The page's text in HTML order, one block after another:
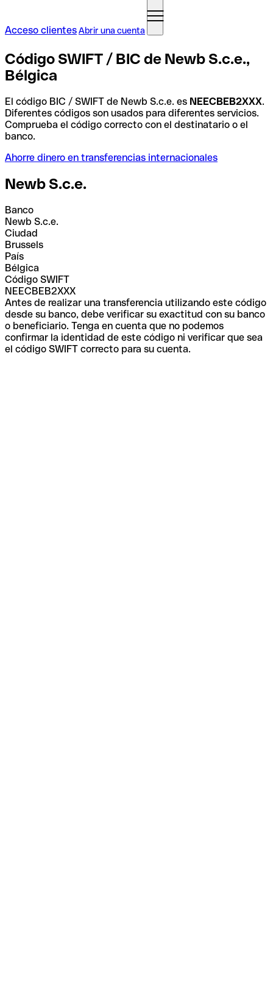
Acceso clientesAbrir una cuenta
Código SWIFT / BIC de Newb S.c.e.,
Bélgica
El código BIC / SWIFT de Newb S.c.e. es NEECBEB2XXX.
Diferentes códigos son usados para diferentes servicios.
Comprueba el código correcto con el destinatario o el
banco.
Ahorre dinero en transferencias internacionales
Newb S.c.e.
Banco
Newb S.c.e.
Ciudad
Brussels
País
Bélgica
Código SWIFT
NEECBEB2XXX
Antes de realizar una transferencia utilizando este código
desde su banco, debe verificar su exactitud con su banco
o beneficiario. Tenga en cuenta que no podemos
confirmar la identidad de este código ni verificar que sea
el código SWIFT correcto para su cuenta.